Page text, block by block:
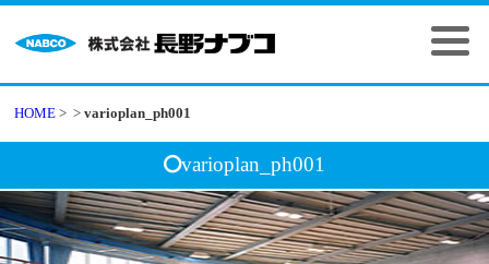
HOME > >varioplan_ph001
varioplan_ph001